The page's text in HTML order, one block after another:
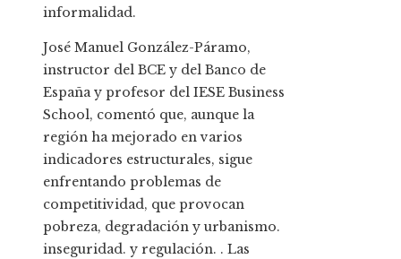
informalidad.
José Manuel González-Páramo,
instructor del BCE y del Banco de
España y profesor del IESE Business
School, comentó que, aunque la
región ha mejorado en varios
indicadores estructurales, sigue
enfrentando problemas de
competitividad, que provocan
pobreza, degradación y urbanismo.
inseguridad. y regulación. . Las